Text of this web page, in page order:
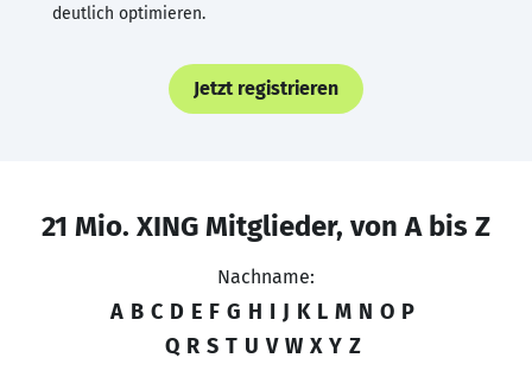
deutlich optimieren.
Jetzt registrieren
21 Mio. XING Mitglieder, von A bis Z
Nachname:
A B C D E F G H I J K L M N O P
Q R S T U V W X Y Z